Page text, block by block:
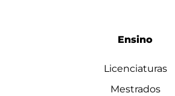
Ensino
Licenciaturas
Mestrados